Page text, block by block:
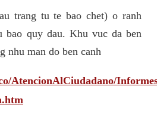
trang tu te bao chet) o ranh
bao quy dau. Khu vuc da ben
nhu man do ben canh
AtencionAlCiudadano/